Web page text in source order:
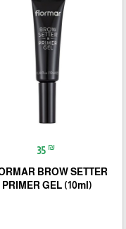
35 ₪
BROW SETTER
PRIMER GEL (10ml)